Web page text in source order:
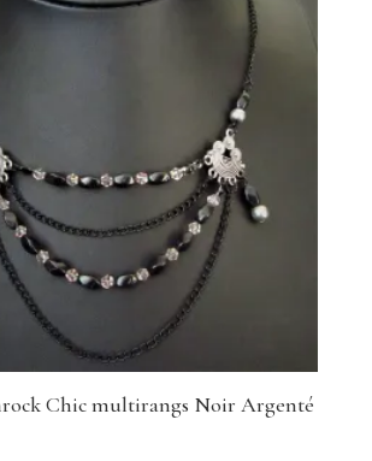
Chic multirangs Noir Argenté